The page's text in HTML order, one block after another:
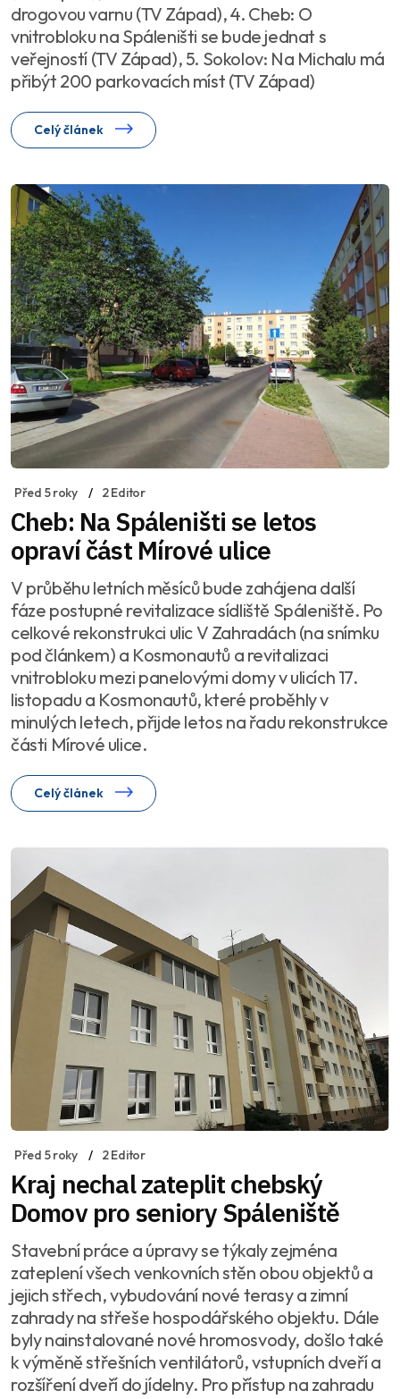
drogovou varnu (TV Západ), 4. Cheb: O
vnitrobloku na Spáleništi se bude jednat s
veřejností (TV Západ), 5. Sokolov: Na Michalu má
přibýt 200 parkovacích míst (TV Západ)
Celý článek
Před 5 roky 2 Editor
Cheb: Na Spáleništi se letos
opraví část Mírové ulice
V průběhu letních měsíců bude zahájena další
fáze postupné revitalizace sídliště Spáleniště. Po
celkové rekonstrukci ulic V Zahradách (na snímku
pod článkem) a Kosmonautů a revitalizaci
vnitrobloku mezi panelovými domy v ulicích 17.
listopadu a Kosmonautů, které proběhly v
minulých letech, přijde letos na řadu rekonstrukce
části Mírové ulice.
Celý článek
Před 5 roky 2 Editor
Kraj nechal zateplit chebský
Domov pro seniory Spáleniště
Stavební práce a úpravy se týkaly zejména
zateplení všech venkovních stěn obou objektů a
jejich střech, vybudování nové terasy a zimní
zahrady na střeše hospodářského objektu. Dále
byly nainstalované nové hromosvody, došlo také
k výměně střešních ventilátorů, vstupních dveří a
rozšíření dveří do jídelny. Pro přístup na zahradu